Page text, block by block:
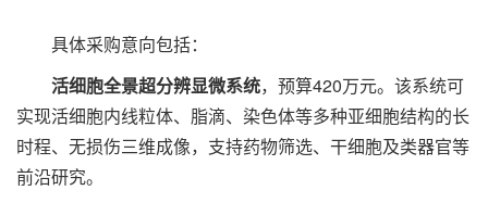
具体采购意向包括：
活细胞全景超分辨显微系统，预算420万元。该系统可
实现活细胞内线粒体、脂滴、染色体等多种亚细胞结构的长
时程、无损伤三维成像，支持药物筛选、干细胞及类器官等
前沿研究。